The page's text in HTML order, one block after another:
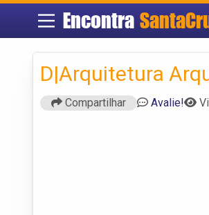
Encontra
D|Arquitetura
Compartilhar Avalie!